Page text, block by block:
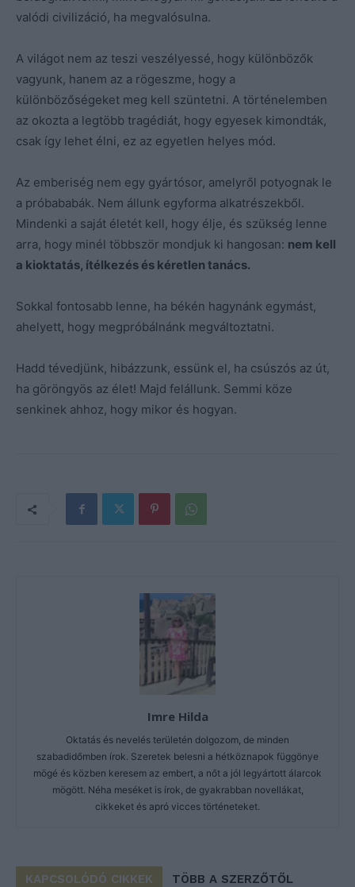
valódi civilizáció, ha megvalósulna.
A világot nem az teszi veszélyessé, hogy különbözők
vagyunk, hanem az a rögeszme, hogy a
különbözőségeket meg kell szüntetni. A történelemben
az okozta a legtöbb tragédiát, hogy egyesek kimondták,
csak így lehet élni, ez az egyetlen helyes mód.
Az emberiség nem egy gyártósor, amelyről potyognak le
a próbababák. Nem állunk egyforma alkatrészekből.
Mindenki a saját életét kell, hogy élje, és szükség lenne
arra, hogy minél többször mondjuk ki hangosan: nem kell
a kioktatás, ítélkezés és kéretlen tanács.
Sokkal fontosabb lenne, ha békén hagynánk egymást,
ahelyett, hogy megpróbálnánk megváltoztatni.
Hadd tévedjünk, hibázzunk, essünk el, ha csúszós az út,
ha göröngyös az élet! Majd felállunk. Semmi köze
senkinek ahhoz, hogy mikor és hogyan.
Imre Hilda
Oktatás és nevelés területén dolgozom, de minden
szabadidőmben írok. Szeretek belesni a hétköznapok függönye
mögé és közben keresem az embert, a nőt a jól legyártott álarcok
mögött. Néha meséket is írok, de gyakrabban novellákat,
cikkeket és apró vicces történeteket.
KAPCSOLÓDÓ CIKKEK TÖBB A SZERZŐTŐL